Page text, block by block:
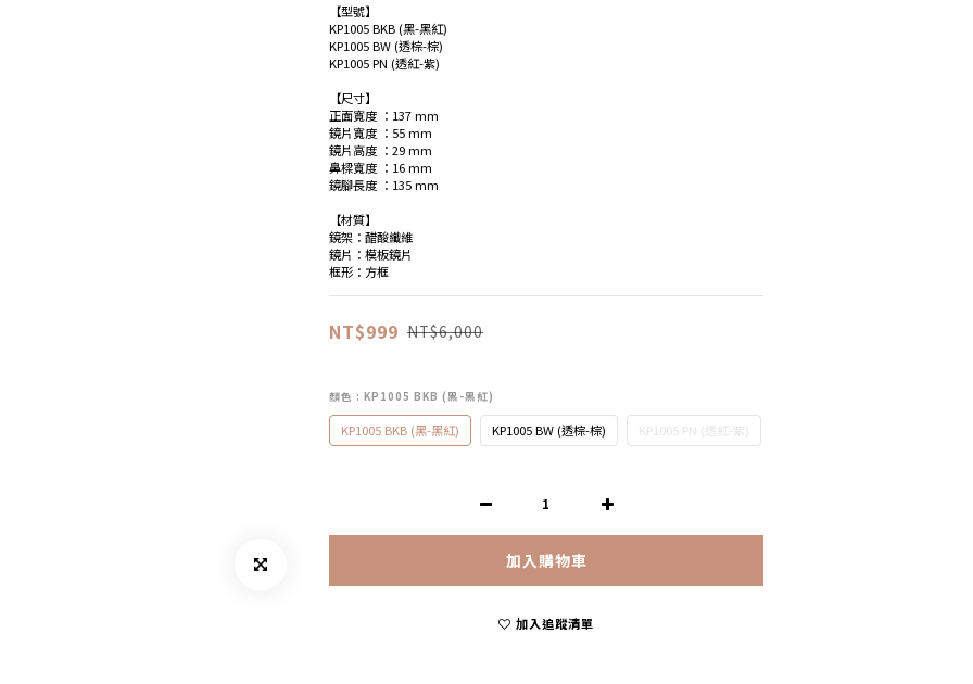
【型號】
KP1005 BKB (黑-黑紅)
KP1005 BW (透棕-棕)
KP1005 PN (透紅-紫)
【尺寸】
正面寬度 ：137 mm
鏡片寬度 ：55 mm
鏡片高度 ：29 mm
鼻樑寬度 ：16 mm
鏡腳長度 ：135 mm
【材質】
鏡架：醋酸纖維
鏡片：模板鏡片
框形：方框
NT$999 NT$6,000
顏色 : KP1005 BKB (黑-黑紅)
KP1005 BKB (黑-黑紅) KP1005 BW (透棕-棕) KP1005 PN (透紅-紫)
加入購物車
加入追蹤清單